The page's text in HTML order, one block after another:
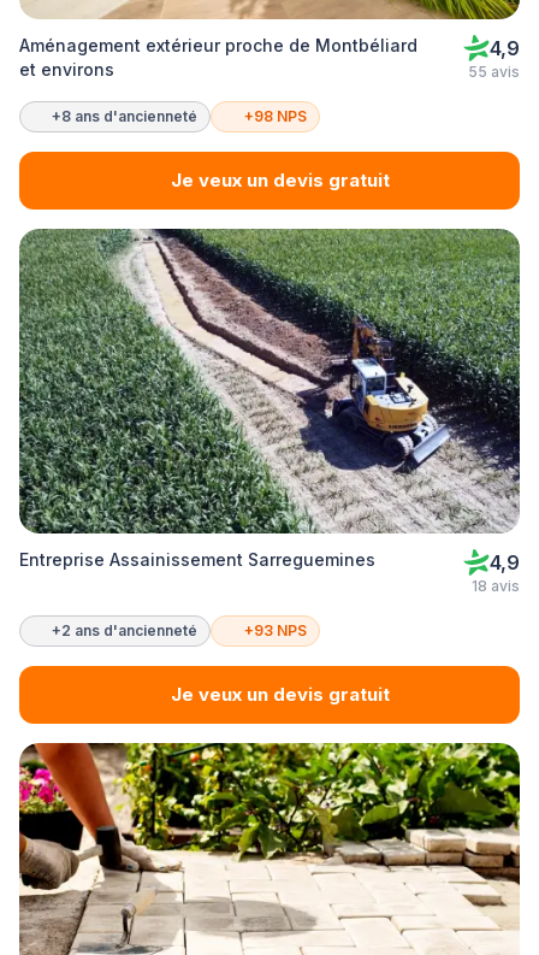
Aménagement extérieur proche de Montbéliard
et environs
4,9
55 avis
+8 ans d'ancienneté +98 NPS
Je veux un devis gratuit
Entreprise Assainissement Sarreguemines 4,9
18 avis
+2 ans d'ancienneté +93 NPS
Je veux un devis gratuit